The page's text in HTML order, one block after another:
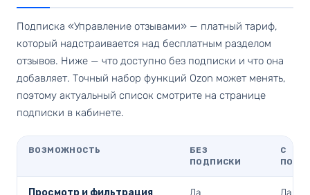
Подписка «Управление отзывами» — платный тариф,
который надстраивается над бесплатным разделом
отзывов. Ниже — что доступно без подписки и что она
добавляет. Точный набор функций Ozon может менять,
поэтому актуальный список смотрите на странице
подписки в кабинете.
ВОЗМОЖНОСТЬ
БЕЗ
ПОДПИСКИ
С